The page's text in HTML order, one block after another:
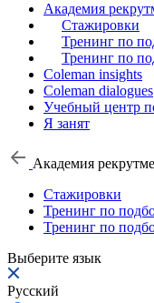
Академия
Стажировки
Тренинг по
Тренинг по
Coleman insights
Coleman dialogues
Учебный центр
Я занят
Академия
Стажировки
Тренинг по
Тренинг по
Выберите язык
Русский